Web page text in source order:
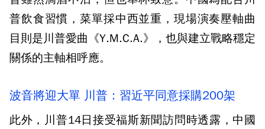
普飲食習慣，菜單採中西並重，現場演奏壓軸曲
目則是川普愛曲《Y.M.C.A.》，也與建立戰略穩定
關係的主軸相呼應。
波音將迎大單 川普：習近平同意採購200架
此外，川普14日接受福斯新聞訪問時透露，中國